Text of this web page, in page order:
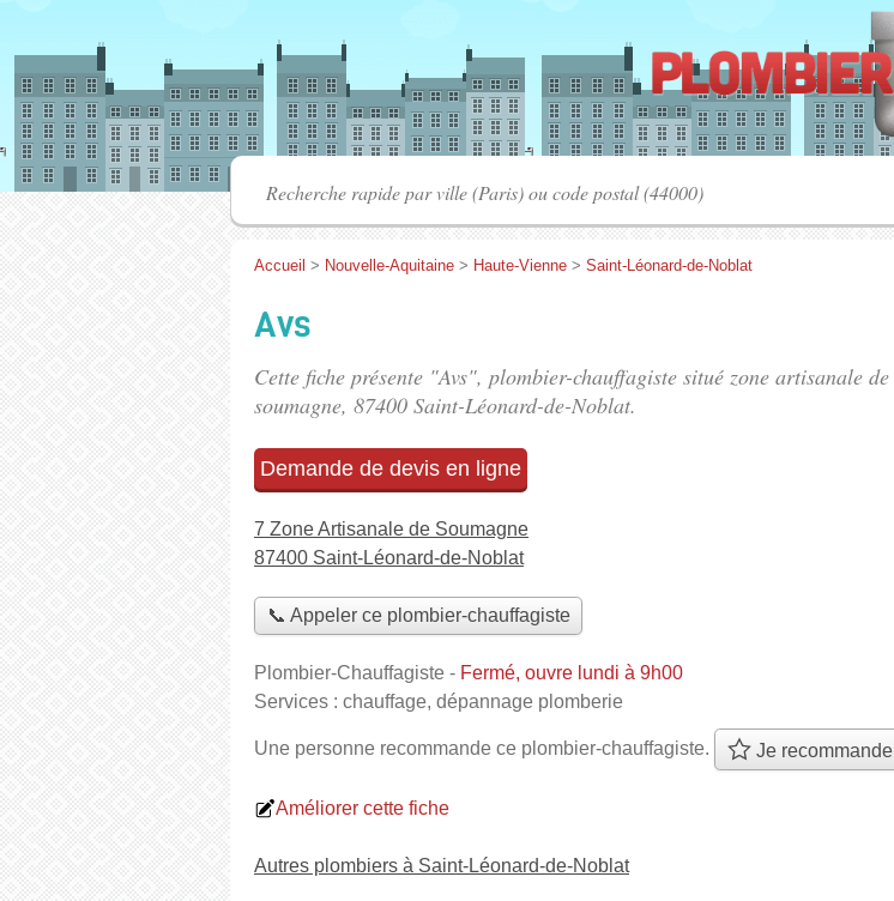
Accueil > Nouvelle-Aquitaine > Haute-Vienne > Saint-Léonard-de-Noblat
Avs
Cette fiche présente "Avs", plombier-chauffagiste situé zone artisanale de
soumagne, 87400 Saint-Léonard-de-Noblat.
Demande de devis en ligne
7 Zone Artisanale de Soumagne
87400 Saint-Léonard-de-Noblat
📞 Appeler ce plombier-chauffagiste
Plombier-Chauffagiste - Fermé, ouvre lundi à 9h00
Services : chauffage, dépannage plomberie
Une personne recommande ce plombier-chauffagiste. Je recommande
Améliorer cette fiche
Autres plombiers à Saint-Léonard-de-Noblat